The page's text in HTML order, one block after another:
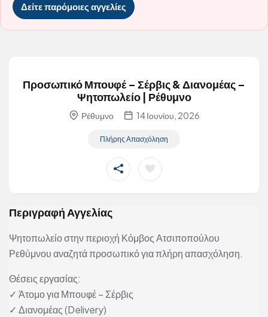
Δείτε παρόμοιες αγγελίες
Προσωπικό Μπουφέ – Σέρβις & Διανομέας –
Ψητοπωλείο | Ρέθυμνο
Ρέθυμνο 14 Ιουνίου, 2026
Πλήρης Απασχόληση
Περιγραφή Αγγελίας
Ψητοπωλείο στην περιοχή Κόμβος Ατσιποπούλου
Ρεθύμνου αναζητά προσωπικό για πλήρη απασχόληση.
Θέσεις εργασίας:
✓ Άτομο για Μπουφέ – Σέρβις
✓ Διανομέας (Delivery)